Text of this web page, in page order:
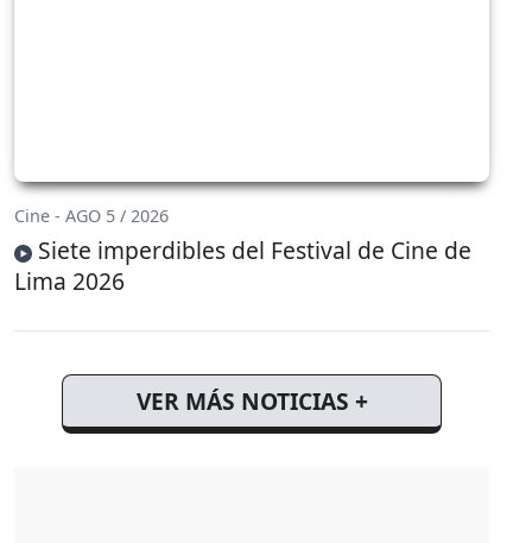
Cine - AGO 5 / 2026
Siete imperdibles del Festival de Cine de
Lima 2026
VER MÁS NOTICIAS +